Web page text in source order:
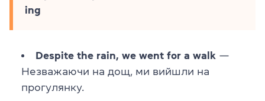
ing
Despite the rain, we went for a walk —
Незважаючи на дощ, ми вийшли на
прогулянку.